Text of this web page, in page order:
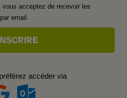
acceptez de recevoir les
email.
accéder via